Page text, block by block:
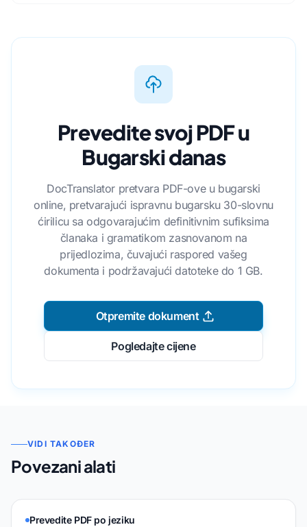
Prevedite svoj PDF u
Bugarski danas
DocTranslator pretvara PDF-ove u bugarski
online, pretvarajući ispravnu bugarsku 30-slovnu
ćirilicu sa odgovarajućim definitivnim sufiksima
članaka i gramatikom zasnovanom na
prijedlozima, čuvajući raspored vašeg
dokumenta i podržavajući datoteke do 1 GB.
Otpremite dokument
Pogledajte cijene
VIDI TAKOĐER
Povezani alati
Prevedite PDF po jeziku